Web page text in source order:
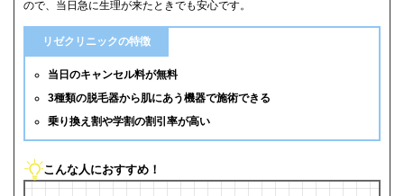
ので、当日急に生理が来たときでも安心です。
リゼクリニックの特徴
当日のキャンセル料が無料
3種類の脱毛器から肌にあう機器で施術できる
乗り換え割や学割の割引率が高い
こんな人におすすめ！